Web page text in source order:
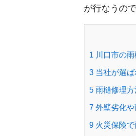
が行なうの
1 川口市の
3 当社が選
5 雨樋修理方
7 外壁劣化
9 火災保険